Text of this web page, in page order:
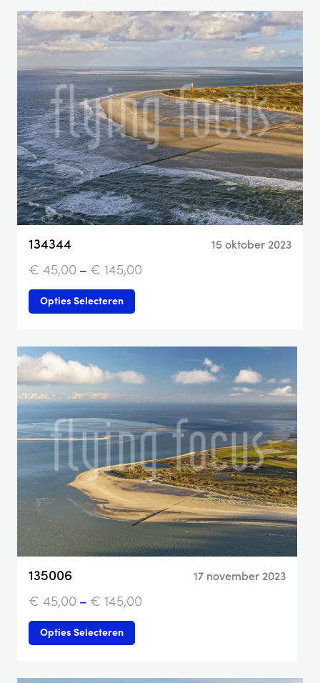
134344 15 oktober 2023
€ 45,00 – € 145,00
Opties Selecteren
135006 17 november 2023
€ 45,00 – € 145,00
Opties Selecteren